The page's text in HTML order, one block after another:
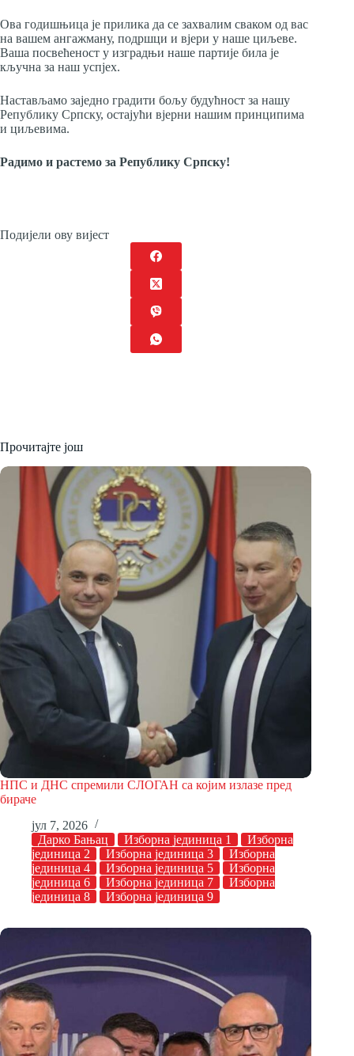
Ова годишњица је прилика да се захвалим сваком од вас
на вашем ангажману, подршци и вјери у наше циљеве.
Ваша посвећеност у изградњи наше партије била је
кључна за наш успјех.
Настављамо заједно градити бољу будућност за нашу
Републику Српску, остајући вјерни нашим принципима
и циљевима.
Радимо и растемо за Републику Српску!
Подијели ову вијест
Прочитајте још
НПС и ДНС спремили СЛОГАН са којим излазе пред
бираче
јул 7, 2026
Дарко Бањац
Изборна јединица 1
Изборна
јединица 2
Изборна јединица 3
Изборна
јединица 4
Изборна јединица 5
Изборна
јединица 6
Изборна јединица 7
Изборна
јединица 8
Изборна јединица 9